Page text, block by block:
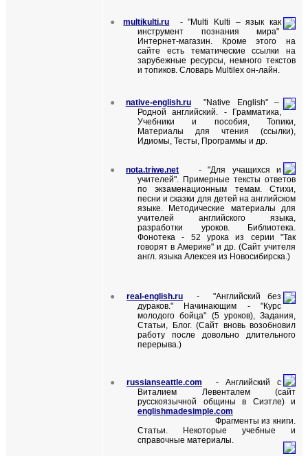
● multikulti.ru - "Multi Kulti – язык как
инструмент познания мира"
Интернет-магазин. Кроме этого на
сайте есть тематические ссылки на
зарубежные ресурсы, немного текстов
и топиков. Словарь Multilex он-лайн.
● native-english.ru"Native English" –
Родной английский. -
Грамматика,
Учебники и пособия, Топики,
Материалы для чтения (ссылки),
Идиомы, Тесты, Программы и др.
● nota.triwe.net - "Для учащихся и
учителей". Примерные тексты ответов
по экзаменационным темам. Стихи,
песни и сказки для детей на английском
языке. Методические материалы для
учителей английского языка,
разработки уроков. Библиотека.
Фонотека - 52 урока из серии "Так
говорят в Америке" и др. (Сайт учителя
англ. языка Алексея из Новосибирска.)
● real-english.ru - "Английский без
дураков." Начинающим - "Курс
молодого бойца" (5 уроков), Задания,
Статьи, Блог. (Сайт вновь возобновил
работу после довольно длительного
перерыва.)
● russianseattle.com - Английский с
Виталием Левенталем (сайт
русскоязычной общины в Сиэтле) и
englishmadesimple.com
Фрагменты из книги.
Статьи. Некоторые учебные и
справочные материалы.